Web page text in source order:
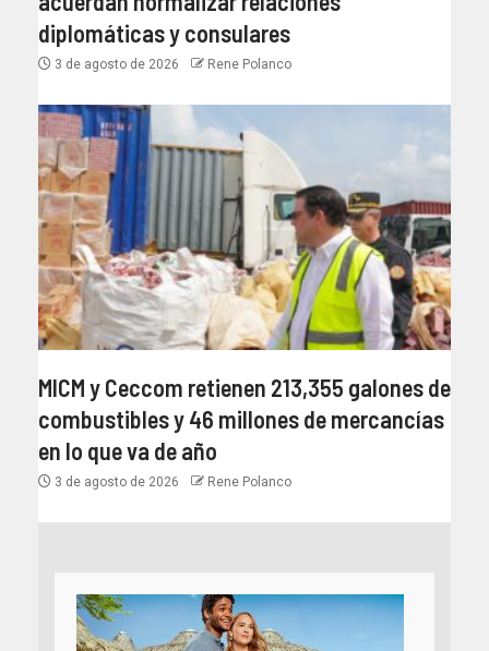
diplomáticas y consulares
3 de agosto de 2026 Rene Polanco
MICM y Ceccom retienen 213,355 galones de
combustibles y 46 millones de mercancías
en lo que va de año
3 de agosto de 2026 Rene Polanco